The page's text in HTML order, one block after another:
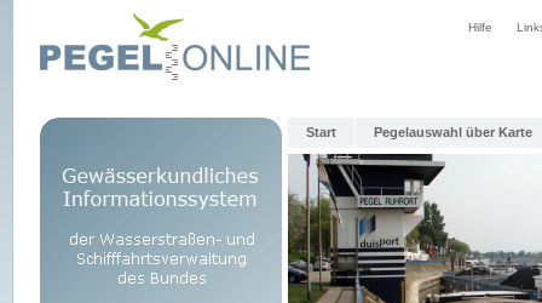
Hilfe
Start Pegelauswahl über Karte